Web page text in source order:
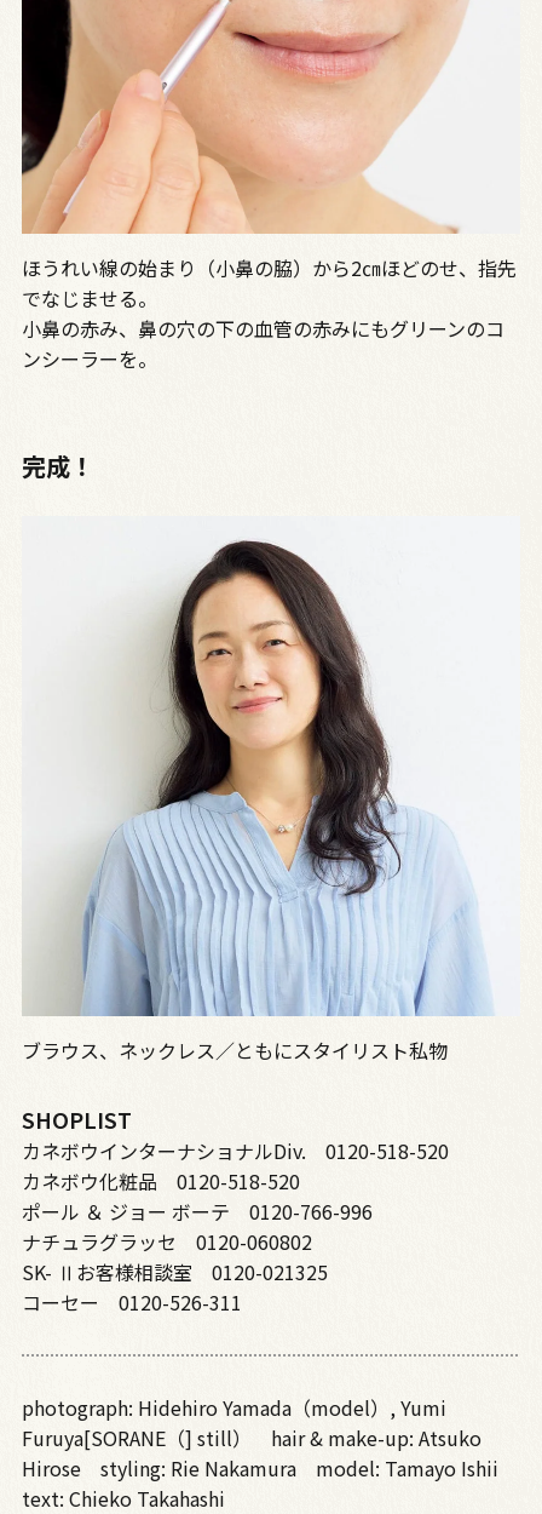
ほうれい線の始まり（小鼻の脇）から2㎝ほどのせ、指先
でなじませる。
小鼻の赤み、鼻の穴の下の血管の赤みにもグリーンのコ
ンシーラーを。
完成！
ブラウス、ネックレス／ともにスタイリスト私物
SHOPLIST
カネボウインターナショナルDiv. 0120-518-520
カネボウ化粧品 0120-518-520
ポール ＆ ジョー ボーテ 0120-766-996
ナチュラグラッセ 0120-060802
SK- Ⅱお客様相談室 0120-021325
コーセー 0120-526-311
photograph: Hidehiro Yamada（model）, Yumi
Furuya[SORANE（] still） hair & make-up: Atsuko
Hirose styling: Rie Nakamura model: Tamayo Ishii
text: Chieko Takahashi